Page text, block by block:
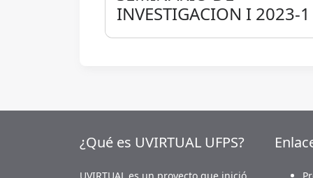
INVESTIGACION I 2023-1
¿Qué es UVIRTUAL UFPS?